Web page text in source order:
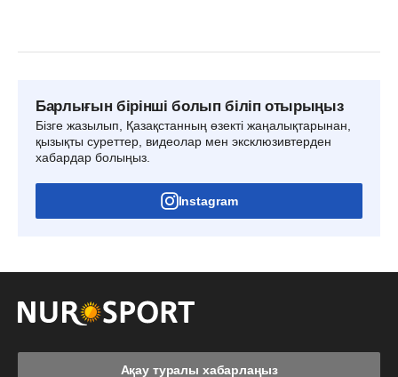
Барлығын бірінші болып біліп отырыңыз
Бізге жазылып, Қазақстанның өзекті жаңалықтарынан,
қызықты суреттер, видеолар мен эксклюзивтерден
хабардар болыңыз.
Instagram
Ақау туралы хабарлаңыз